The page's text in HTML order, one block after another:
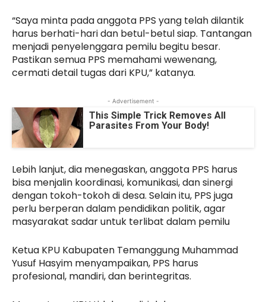
“Saya minta pada anggota PPS yang telah dilantik
harus berhati-hari dan betul-betul siap. Tantangan
menjadi penyelenggara pemilu begitu besar.
Pastikan semua PPS memahami wewenang,
cermati detail tugas dari KPU,” katanya.
- Advertisement -
This Simple Trick Removes All
Parasites From Your Body!
Lebih lanjut, dia menegaskan, anggota PPS harus
bisa menjalin koordinasi, komunikasi, dan sinergi
dengan tokoh-tokoh di desa. Selain itu, PPS juga
perlu berperan dalam pendidikan politik, agar
masyarakat sadar untuk terlibat dalam pemilu
Ketua KPU Kabupaten Temanggung Muhammad
Yusuf Hasyim menyampaikan, PPS harus
profesional, mandiri, dan berintegritas.